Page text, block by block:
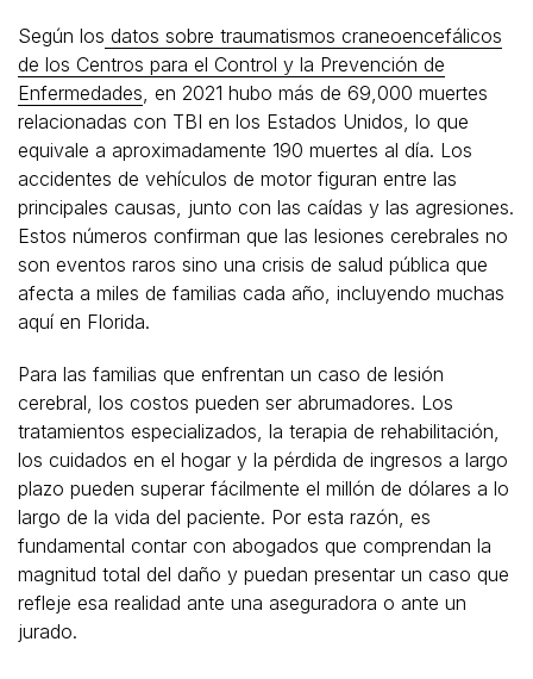
Según los datos sobre traumatismos craneoencefálicos
de los Centros para el Control y la Prevención de
Enfermedades, en 2021 hubo más de 69,000 muertes
relacionadas con TBI en los Estados Unidos, lo que
equivale a aproximadamente 190 muertes al día. Los
accidentes de vehículos de motor figuran entre las
principales causas, junto con las caídas y las agresiones.
Estos números confirman que las lesiones cerebrales no
son eventos raros sino una crisis de salud pública que
afecta a miles de familias cada año, incluyendo muchas
aquí en Florida.
Para las familias que enfrentan un caso de lesión
cerebral, los costos pueden ser abrumadores. Los
tratamientos especializados, la terapia de rehabilitación,
los cuidados en el hogar y la pérdida de ingresos a largo
plazo pueden superar fácilmente el millón de dólares a lo
largo de la vida del paciente. Por esta razón, es
fundamental contar con abogados que comprendan la
magnitud total del daño y puedan presentar un caso que
refleje esa realidad ante una aseguradora o ante un
jurado.